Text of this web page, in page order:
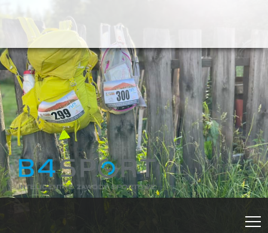
Rajd Izersko-
Karkonoski im.
Roberta
Kapczyńskiego
rajdizerskokarkonoski@gmail.com
Telefon:
793385695
Osoba kontaktowa:Marta
Kapczyńska